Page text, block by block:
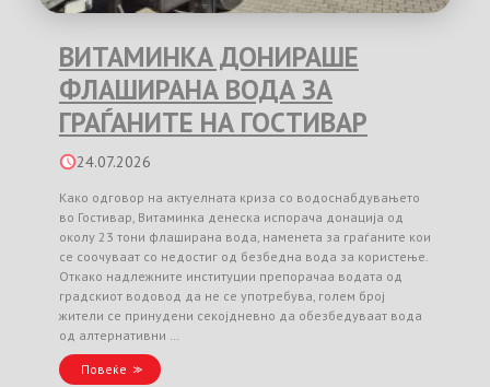
ВИТАМИНКА ДОНИРАШЕ
ФЛАШИРАНА ВОДА ЗА
ГРАЃАНИТЕ НА ГОСТИВАР
24.07.2026
Како одговор на актуелната криза со водоснабдувањето
во Гостивар, Витаминка денеска испорача донација од
околу 23 тони флаширана вода, наменета за граѓаните кои
се соочуваат со недостиг од безбедна вода за користење.
Откако надлежните институции препорачаа водата од
градскиот водовод да не се употребува, голем број
жители се принудени секојдневно да обезбедуваат вода
од алтернативни …
Повеќе